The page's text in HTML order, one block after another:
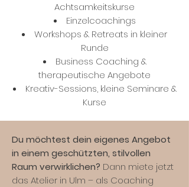
Achtsamkeitskurse
Einzelcoachings
Workshops & Retreats in kleiner
Runde
Business Coaching &
therapeutische Angebote
Kreativ-Sessions, kleine Seminare &
Kurse
Du möchtest dein eigenes Angebot
in einem geschützten, stilvollen
Raum verwirklichen? Dann miete jetzt
das Atelier in Ulm – als Coaching